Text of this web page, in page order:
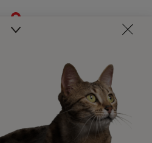
descuentos y ofertas de
marcas.​